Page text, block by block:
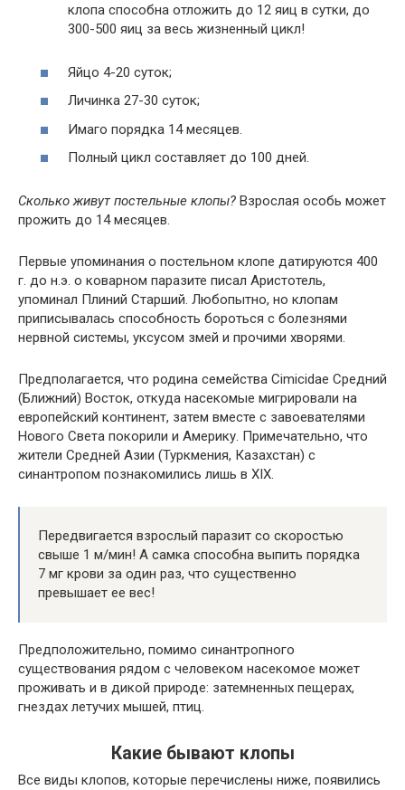
клопа способна отложить до 12 яиц в сутки, до
300-500 яиц за весь жизненный цикл!
Яйцо 4-20 суток;
Личинка 27-30 суток;
Имаго порядка 14 месяцев.
Полный цикл составляет до 100 дней.
Сколько живут постельные клопы? Взрослая особь может
прожить до 14 месяцев.
Первые упоминания о постельном клопе датируются 400
г. до н.э. о коварном паразите писал Аристотель,
упоминал Плиний Старший. Любопытно, но клопам
приписывалась способность бороться с болезнями
нервной системы, уксусом змей и прочими хворями.
Предполагается, что родина семейства Cimicidae Средний
(Ближний) Восток, откуда насекомые мигрировали на
европейский континент, затем вместе с завоевателями
Нового Света покорили и Америку. Примечательно, что
жители Средней Азии (Туркмения, Казахстан) с
синантропом познакомились лишь в XIX.
Передвигается взрослый паразит со скоростью
свыше 1 м/мин! А самка способна выпить порядка
7 мг крови за один раз, что существенно
превышает ее вес!
Предположительно, помимо синантропного
существования рядом с человеком насекомое может
проживать и в дикой природе: затемненных пещерах,
гнездах летучих мышей, птиц.
Какие бывают клопы
Все виды клопов, которые перечислены ниже, появились